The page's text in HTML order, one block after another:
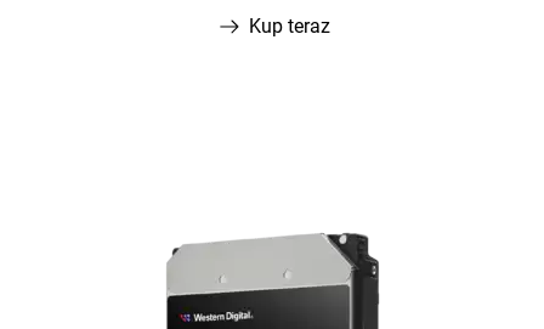
Kup teraz